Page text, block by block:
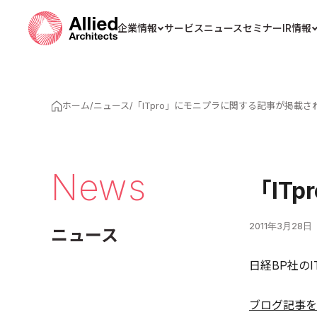
企業情報 サービスニュースセミナーIR情報
ホーム/ニュース/ 「ITpro」にモニプラに関する記事が掲載さ
News
ニュース
「
2011年3月28日
日経BP社の
ブログ記事